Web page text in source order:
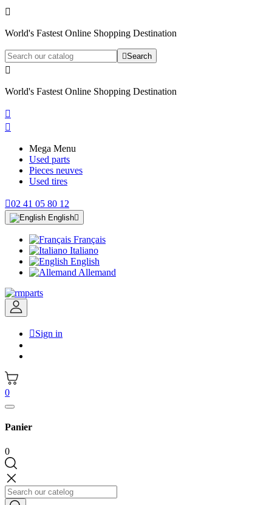

World's Fastest Online Shopping Destination
Search

World's Fastest Online Shopping Destination


Mega Menu
Used parts
Pieces neuves
Used tires
02 41 05 80 12
English
Français
Italiano
English
Allemand
Sign in
0
Panier
0